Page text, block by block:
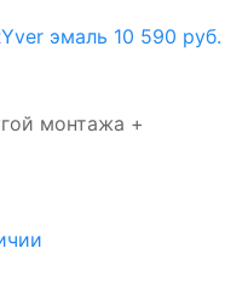
эмаль 10 590 руб.
монтажа +